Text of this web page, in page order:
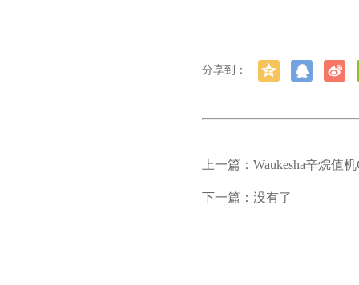
分享到：
上一篇：Waukesha辛烷值
下一篇：没有了